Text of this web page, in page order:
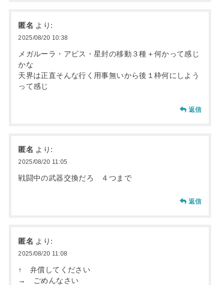
匿名 より:
2025/08/20 10:38
メガルーラ・アビス・星封の移動３種＋何かって感じ
かな
天界は正直そんな行く用事無いから後１枠何にしよう
って感じ
返信
匿名 より:
2025/08/20 11:05
戦闘中の武器交換だろ ４つまで
返信
匿名 より:
2025/08/20 11:08
↑ 弁償してください
→ ごめんなさい